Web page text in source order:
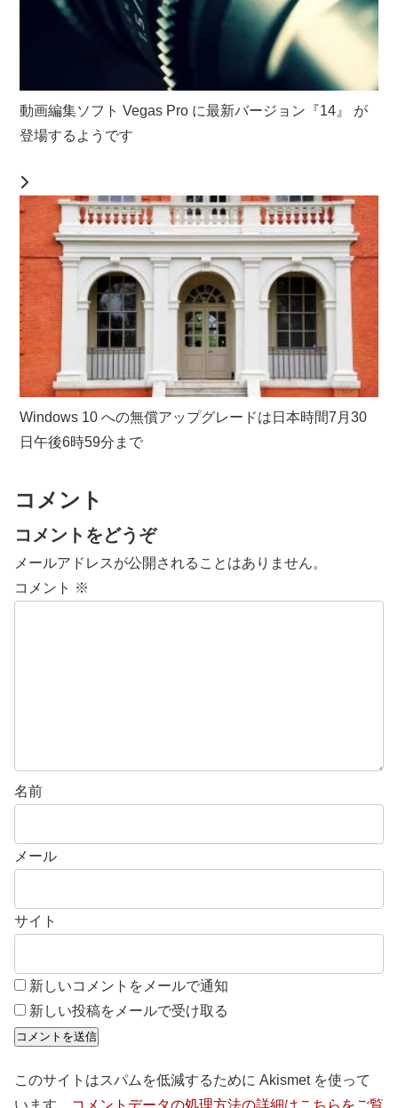
動画編集ソフト Vegas Pro に最新バージョン『14』 が
登場するようです
Windows 10 への無償アップグレードは日本時間7月30
日午後6時59分まで
コメント
コメントをどうぞ
メールアドレスが公開されることはありません。
コメント ※
名前
メール
サイト
新しいコメントをメールで通知
新しい投稿をメールで受け取る
このサイトはスパムを低減するために Akismet を使って
います。
コメントデータの処理方法の詳細はこちらをご覧